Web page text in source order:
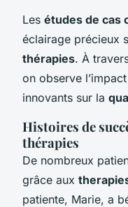
Les études de cas
éclairage précieux
thérapies. À
on observe
innovants sur la
Histoires de
thérapies
De nombreux
grâce aux
patiente, Marie, a